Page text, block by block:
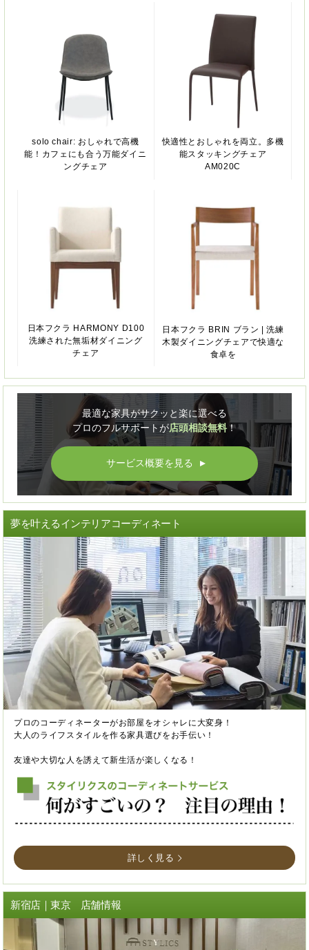
solo chair: おしゃれで高機
能！カフェにも合う万能ダイニ
ングチェア
快適性とおしゃれを両立。多機
能スタッキングチェア
AM020C
日本フクラ HARMONY D100
洗練された無垢材ダイニング
チェア
日本フクラ BRIN ブラン | 洗練
木製ダイニングチェアで快適な
食卓を
最適な家具がサクッと楽に選べる
プロのフルサポートが店頭相談無料！
サービス概要を見る ▲
夢を叶えるインテリアコーディネート
プロのコーディネーターがお部屋をオシャレに大変身！
大人のライフスタイルを作る家具選びをお手伝い！
友達や大切な人を誘えて新生活が楽しくなる！
詳しく見る
新宿店｜東京 店舗情報